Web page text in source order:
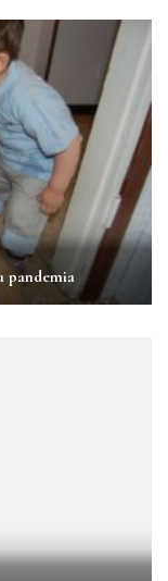
pandemia